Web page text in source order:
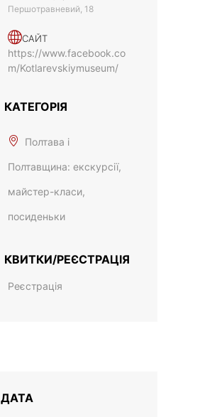
Першотравневий, 18
САЙТ
https://www.facebook.co
m/Kotlarevskiymuseum/
КАТЕГОРІЯ
Полтава і
Полтавщина: екскурсії,
майстер-класи,
посиденьки
КВИТКИ/РЕЄСТРАЦІЯ
Реєстрація
ДАТА